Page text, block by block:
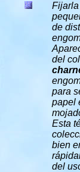
de
del
para
papel
Esta
bien
del